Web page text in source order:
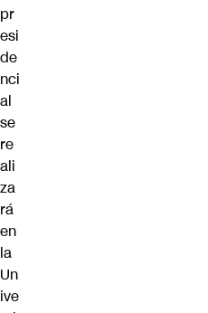
pr
esi
de
nci
al
se
re
ali
za
rá
en
la
Un
ive